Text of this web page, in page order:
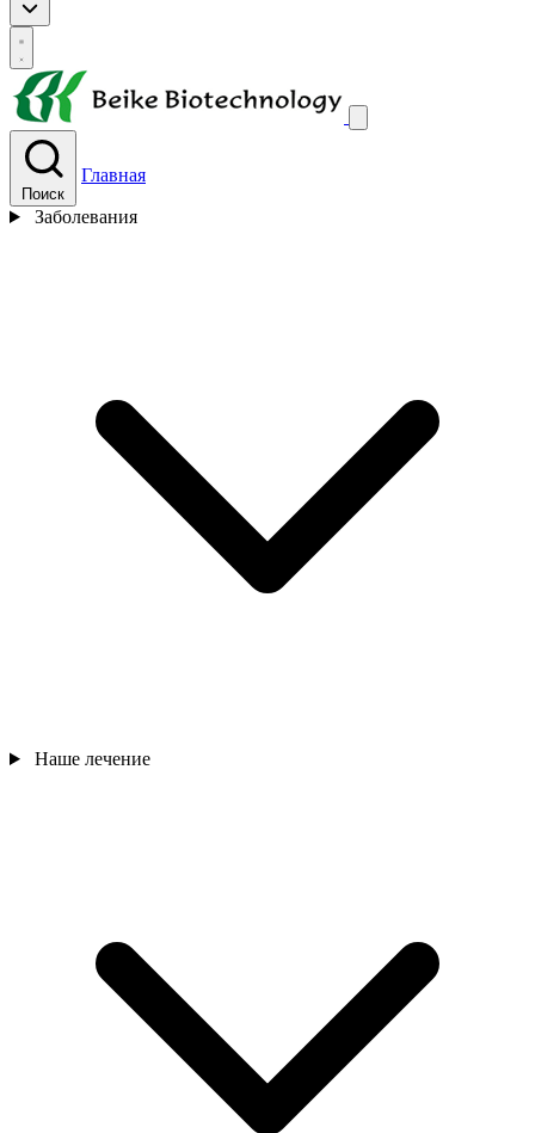
Поиск
Главная
Заболевания
Наше лечение